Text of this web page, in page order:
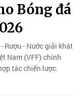
Bóng đá
Rượu - Nước giải khát
Nam (VFF) chính
tác chiến lược.